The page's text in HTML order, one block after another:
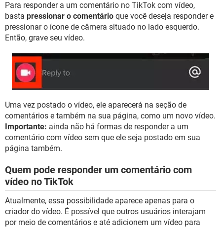
Para responder a um comentário no TikTok com vídeo,
basta pressionar o comentário que você deseja responder e
pressionar o ícone de câmera situado no lado esquerdo.
Então, grave seu vídeo.
Uma vez postado o vídeo, ele aparecerá na seção de
comentários e também na sua página, como um novo vídeo.
Importante: ainda não há formas de responder a um
comentário com vídeo sem que ele seja postado em sua
página também.
Quem pode responder um comentário com
vídeo no TikTok
Atualmente, essa possibilidade aparece apenas para o
criador do vídeo. É possível que outros usuários interajam
por meio de comentários e até adicionem um vídeo para